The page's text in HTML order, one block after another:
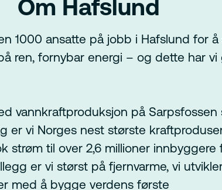
Om Hafslund
1000 ansatte på jobb i Hafslund for å
ren, fornybar energi – og dette har vi
vannkraftproduksjon på Sarpsfossen
er vi Norges nest største
strøm til over 2,6 millioner innbyggere
er vi størst på fjernvarme, vi
med å bygge verdens første